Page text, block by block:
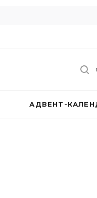
АДВЕНТ-